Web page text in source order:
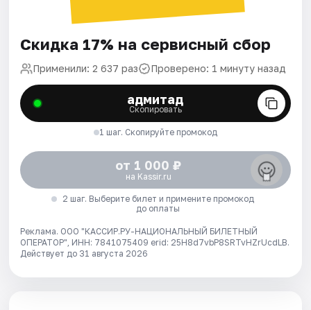
Скидка 17% на сервисный сбор
Применили: 2 637 раз Проверено: 1 минуту назад
адмитад
Скопировать
1 шаг. Скопируйте промокод
от 1 000 ₽
на Kassir.ru
2 шаг. Выберите билет и примените промокод
до оплаты
Реклама. ООО "КАССИР.РУ-НАЦИОНАЛЬНЫЙ БИЛЕТНЫЙ
ОПЕРАТОР", ИНН: 7841075409 erid: 25H8d7vbP8SRTvHZrUcdLB.
Действует до 31 августа 2026